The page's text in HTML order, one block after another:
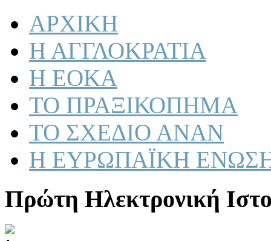
ΑΡΧΙΚΗ
Η ΑΓΓΛΟΚΡΑΤΙΑ
Η ΕΟΚΑ
ΤΟ ΠΡΑΞΙΚΟΠΗΜΑ
ΤΟ ΣΧΕΔΙΟ ΑΝΑΝ
Η ΕΥΡΩΠΑΪΚΗ
Πρώτη Ηλεκτρονική